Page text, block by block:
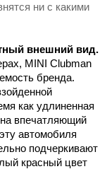
ни с какими
внешний вид.
MINI Clubman
бренда.
как удлиненная
впечатляющий
автомобиля
подчеркивают
красный цвет